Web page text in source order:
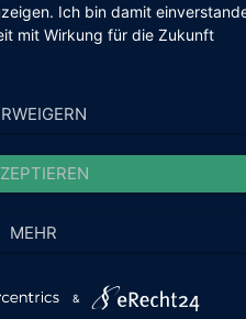
Ich bin damit
mit Wirkung für die Zukunft
MEHR
&